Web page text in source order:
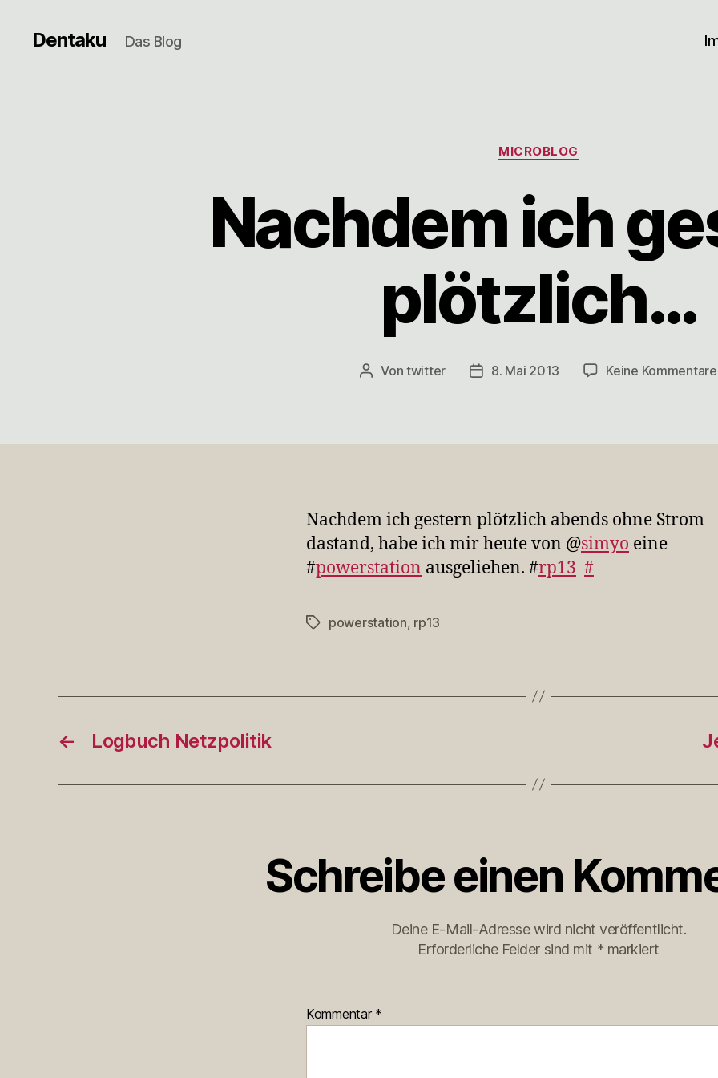
Dentaku Das Blog
Kategorien
MICROBLOG
Nachdem ich
plötzlich…
Beitragsautor
Vontwitter Veröffentlichungsdatum
8. Mai 2013 Keine Kommentare
Nachdem ich gestern plötzlich abends ohne Strom
dastand, habe ich mir heute von @simyo eine
#powerstation ausgeliehen. #rp13 #
Schlagwörter
powerstation, rp13
← Logbuch Netzpolitik
Schreibe einen
Deine E-Mail-Adresse wird nicht veröffentlicht.
Erforderliche Felder sind mit * markiert
Kommentar *